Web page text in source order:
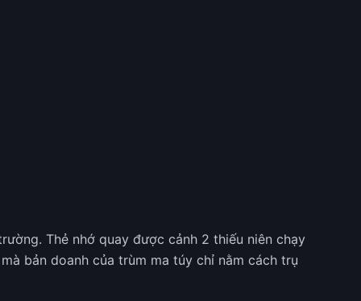
Thẻ nhớ quay được cảnh 2 thiếu niên chạy
bản doanh của trùm ma túy chỉ nằm cách trụ